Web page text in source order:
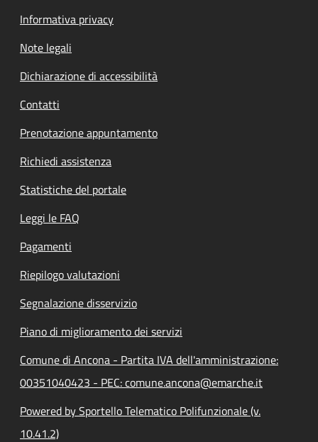
Informativa privacy
Note legali
Dichiarazione di accessibilità
Contatti
Prenotazione appuntamento
Richiedi assistenza
Statistiche del portale
Leggi le FAQ
Pagamenti
Riepilogo valutazioni
Segnalazione disservizio
Piano di miglioramento dei servizi
Comune di Ancona - Partita IVA dell'amministrazione:
00351040423 - PEC: comune.ancona@emarche.it
Powered by Sportello Telematico Polifunzionale (v.
10.41.2)